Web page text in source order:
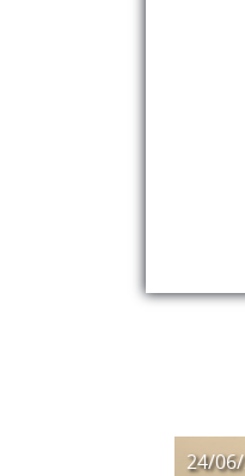
24/